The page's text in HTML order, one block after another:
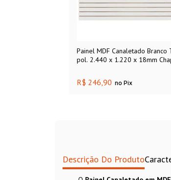
Painel MDF Canaletado Branco
pol. 2.440 x 1.220 x 18mm
R$ 246,90 no Pix
Descrição Do Produto